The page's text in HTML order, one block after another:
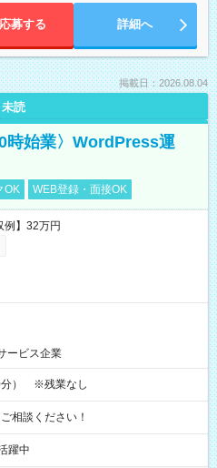
応募する 詳細へ
掲載日：2026.08.04
未読
時始業〉WordPress運
OK WEB登録・面接OK
】32万円
ービス企業
分） ※残業なし
相談ください！
躍中